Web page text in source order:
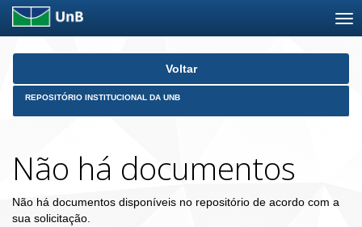
Skip
Voltar
REPOSITÓRIO INSTITUCIONAL DA UNB
Não há documentos
Não há documentos disponíveis no repositório de acordo com a
sua solicitação.